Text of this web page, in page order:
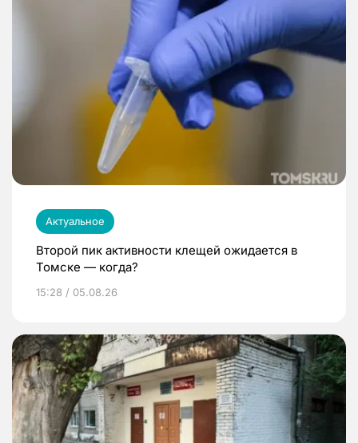
Актуальное
Второй пик активности клещей ожидается в
Томске — когда?
15:28 / 05.08.26